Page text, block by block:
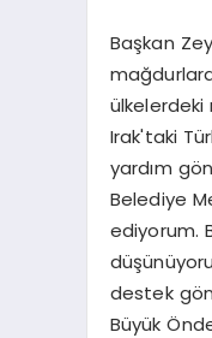
Başkan
ülkelerdeki
Irak'taki
yardım
Belediye
ediyorum.
destek
Büyük